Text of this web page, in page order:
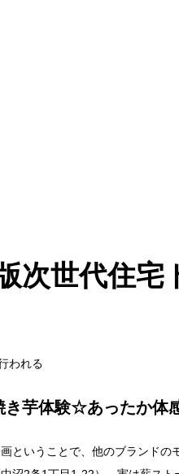
次世代住宅
われる
芋体験☆あったか体
ということで、他のブランド